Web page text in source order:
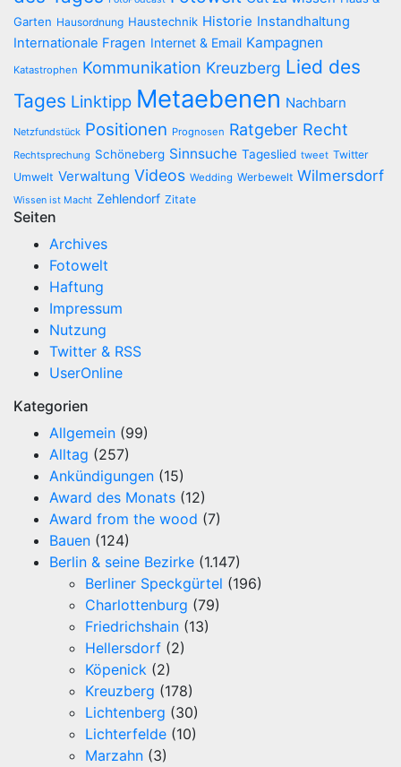
Garten Hausordnung Haustechnik Historie Instandhaltung
Internationale Fragen Internet & Email Kampagnen
Katastrophen Kommunikation Kreuzberg Lied des
Tages Linktipp Metaebenen Nachbarn
Netzfundstück Positionen Prognosen Ratgeber Recht
Rechtsprechung Schöneberg Sinnsuche Tageslied tweet Twitter
Umwelt Verwaltung Videos Wedding Werbewelt Wilmersdorf
Wissen ist Macht Zehlendorf Zitate
Seiten
Archives
Fotowelt
Haftung
Impressum
Nutzung
Twitter & RSS
UserOnline
Kategorien
Allgemein (99)
Alltag (257)
Ankündigungen (15)
Award des Monats (12)
Award from the wood (7)
Bauen (124)
Berlin & seine Bezirke (1.147)
Berliner Speckgürtel (196)
Charlottenburg (79)
Friedrichshain (13)
Hellersdorf (2)
Köpenick (2)
Kreuzberg (178)
Lichtenberg (30)
Lichterfelde (10)
Marzahn (3)